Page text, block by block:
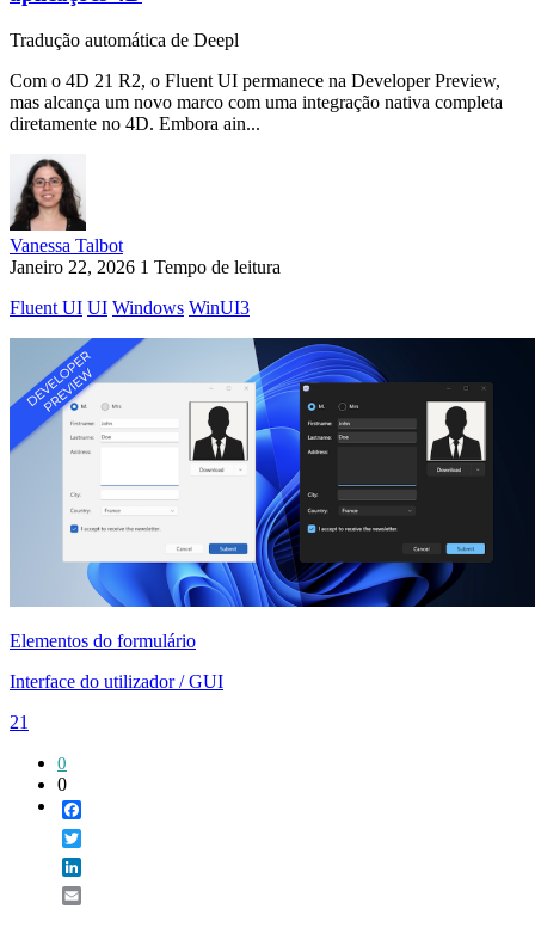
Tradução automática de Deepl
Com o 4D 21 R2, o Fluent UI permanece na Developer Preview,
mas alcança um novo marco com uma integração nativa completa
diretamente no 4D. Embora ain...
Vanessa Talbot
Janeiro 22, 2026 1 Tempo de leitura
Fluent UI UI Windows WinUI3
Elementos do formulário
Interface do utilizador / GUI
21
0
0